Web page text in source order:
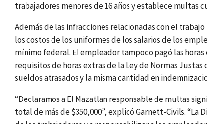
trabajadores menores de 16 años y establece multas
Además de las infracciones relacionadas con el
los costos de los uniformes de los salarios de los
mínimo federal. El empleador tampoco pagó las
requisitos de horas extras de la Ley de Normas
sueldos atrasados y la misma cantidad en
“Declaramos a El Mazatlan responsable de multas
total de más de $350,000”, explicó Garnett-Civils.